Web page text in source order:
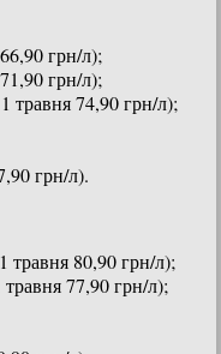
грн/л);
грн/л);
травня 74,90 грн/л);
грн/л).
травня 80,90 грн/л);
77,90 грн/л);